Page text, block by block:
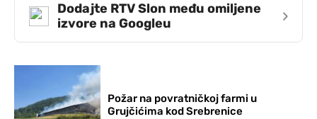
Dodajte RTV Slon među omiljene
izvore na Googleu
›
Požar na povratničkoj farmi u
Grujčićima kod Srebrenice